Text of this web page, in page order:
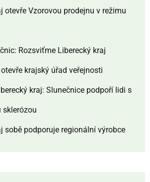
otevře Vzorovou prodejnu v režimu
Rozsviťme Liberecký kraj
krajský úřad veřejnosti
kraj: Slunečnice podpoří lidi s
sklerózou
sobě podporuje regionální výrobce